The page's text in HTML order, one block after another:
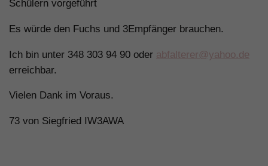
Schülern vorgeführt
Es würde den Fuchs und 3Empfänger brauchen.
Ich bin unter 348 303 94 90 oder abfalterer@yahoo.de
erreichbar.
Vielen Dank im Voraus.
73 von Siegfried IW3AWA